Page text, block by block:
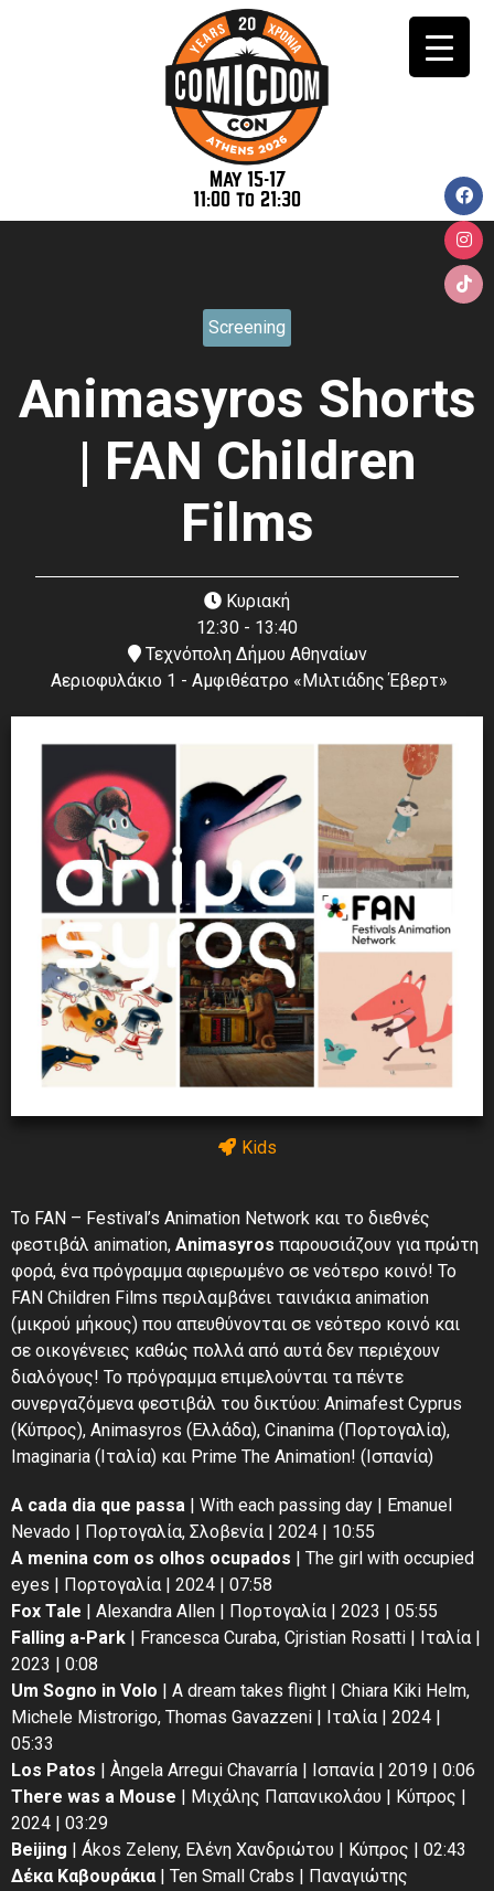
May 15-17
11:00 to 21:30
Screening
Animasyros Shorts
| FAN Children
Films
Κυριακή
12:30 - 13:40
Τεχνόπολη Δήμου Αθηναίων
Αεριοφυλάκιο 1 - Αμφιθέατρο «Μιλτιάδης Έβερτ»
Kids
Το FAN – Festival’s Animation Network και το διεθνές
φεστιβάλ animation, Animasyros παρουσιάζουν για πρώτη
φορά, ένα πρόγραμμα αφιερωμένο σε νεότερο κοινό! Το
FAN Children Films περιλαμβάνει ταινιάκια animation
(μικρού μήκους) που απευθύνονται σε νεότερο κοινό και
σε οικογένειες καθώς πολλά από αυτά δεν περιέχουν
διαλόγους! Το πρόγραμμα επιμελούνται τα πέντε
συνεργαζόμενα φεστιβάλ του δικτύου: Animafest Cyprus
(Κύπρος), Animasyros (Ελλάδα), Cinanima (Πορτογαλία),
Imaginaria (Ιταλία) και Prime The Animation! (Ισπανία)
A cada dia que passa | With each passing day | Emanuel
Nevadο | Πορτογαλία, Σλοβενία | 2024 | 10:55
A menina com os olhos ocupados | The girl with occupied
eyes | Πορτογαλία | 2024 | 07:58
Fox Tale | Alexandra Allen | Πορτογαλία | 2023 | 05:55
Falling a-Park | Francesca Curaba, Cjristian Rosatti | Ιταλία |
2023 | 0:08
Um Sogno in Volo | A dream takes flight | Chiara Kiki Helm,
Michele Mistrorigo, Thomas Gavazzeni | Ιταλία | 2024 |
05:33
Los Patos | Àngela Arregui Chavarría | Ισπανία | 2019 | 0:06
There was a Mouse | Μιχάλης Παπανικολάου | Κύπρος |
2024 | 03:29
Beijing | Ákos Zeleny, Ελένη Χανδριώτου | Κύπρος | 02:43
Δέκα Καβουράκια| Ten Small Crabs | Παναγιώτης